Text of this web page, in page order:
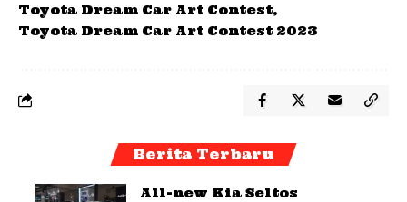
Toyota Dream Car Art Contest
Toyota Dream Car Art Contest 2023
Berita Terbaru
All-new Kia Seltos